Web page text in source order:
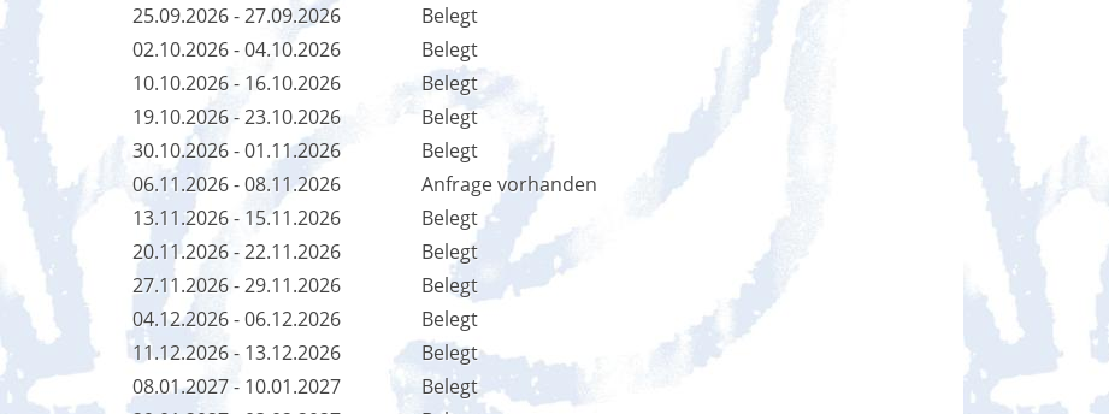
25.09.2026 - 27.09.2026
Belegt
02.10.2026 - 04.10.2026
Belegt
10.10.2026 - 16.10.2026
Belegt
19.10.2026 - 23.10.2026
Belegt
30.10.2026 - 01.11.2026
Belegt
06.11.2026 - 08.11.2026
Anfrage vorhanden
13.11.2026 - 15.11.2026
Belegt
20.11.2026 - 22.11.2026
Belegt
27.11.2026 - 29.11.2026
Belegt
04.12.2026 - 06.12.2026
Belegt
11.12.2026 - 13.12.2026
Belegt
08.01.2027 - 10.01.2027
Belegt